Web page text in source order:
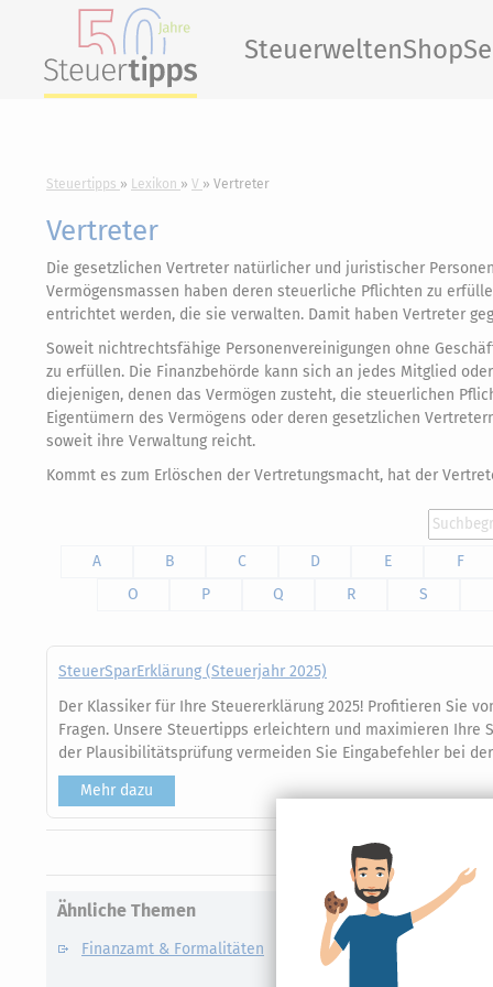
SteuerweltenShop
Steuertipps Lexikon V Vertreter
Vertreter
Die gesetzlichen Vertreter natürlicher und juristischer
Vermögensmassen haben deren steuerliche Pflichten zu
entrichtet werden, die sie verwalten. Damit haben Vertreter
Soweit nichtrechtsfähige Personenvereinigungen ohne
zu erfüllen. Die Finanzbehörde kann sich an jedes Mitglied
diejenigen, denen das Vermögen zusteht, die steuerlichen
Eigentümern des Vermögens oder deren gesetzlichen
soweit ihre Verwaltung reicht.
Kommt es zum Erlöschen der Vertretungsmacht, hat der
A B C D E
F
O
P Q R S
SteuerSparErklärung (Steuerjahr 2025)
Der Klassiker für Ihre Steuererklärung 2025! Profitieren Sie
Fragen. Unsere Steuertipps erleichtern und maximieren
der Plausibilitätsprüfung vermeiden Sie Eingabefehler bei
Mehr dazu
Ähnliche Themen
Finanzamt & Formalitäten